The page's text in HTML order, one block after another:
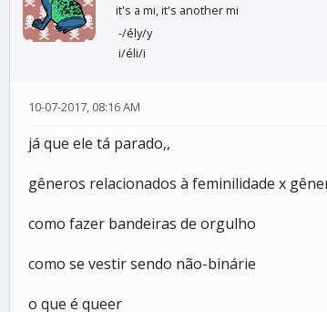
it's a mi, it's another mi
-/ély/y
i/éli/i
10-07-2017, 08:16 AM
já que ele tá parado,,
gêneros relacionados à feminilidade x
como fazer bandeiras de orgulho
como se vestir sendo não-binárie
o que é queer